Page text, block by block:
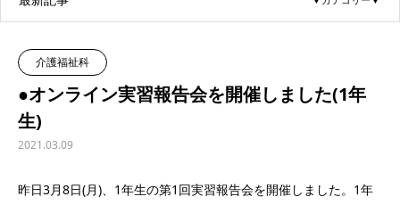
介護福祉科
●オンライン実習報告会を開催しました(1年
生)
2021.03.09
昨日3月8日(月)、1年生の第1回実習報告会を開催しました。1年